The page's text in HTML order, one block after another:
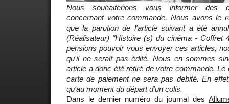
Nous souhaiterions vous informer des
concernant votre commande. Nous avons le
que la parution de l'article suivant a été
(Réalisateur) "Histoire (s) du cinéma - Coffret
pensions pouvoir vous envoyer ces articles,
qu'il ne serait pas édité. Nous en sommes
article a donc été retiré de votre commande.
carte de paiement ne sera pas debité. En
qu'au moment du départ d'un colis.
Dans le dernier numéro du journal des